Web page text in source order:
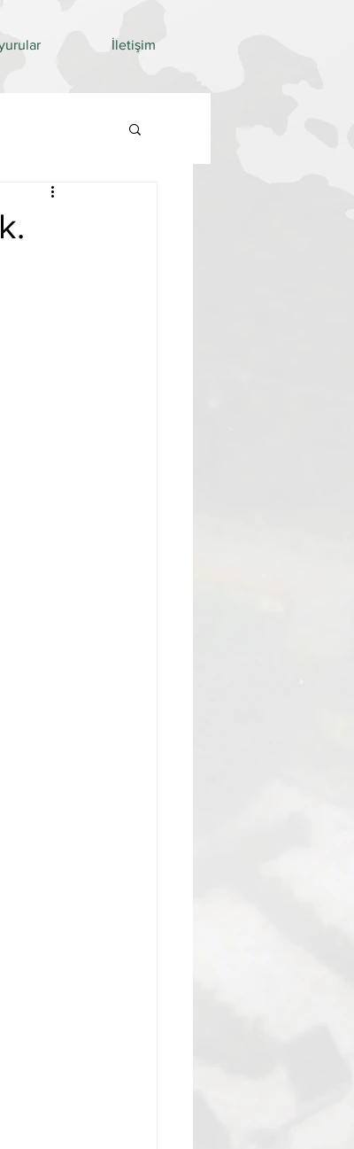
İletişim